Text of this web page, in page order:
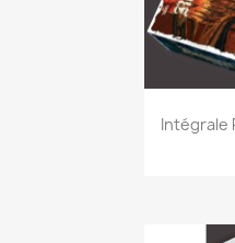

Intégrale